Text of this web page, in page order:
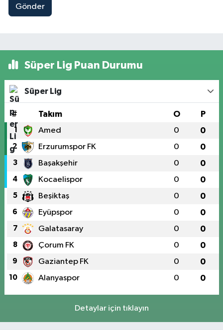
Gönder
Süper Lig Puan Durumu
Süper Lig
# Takım O P
1 Amed 0 0
2 Erzurumspor FK 0 0
3 Başakşehir 0 0
4 Kocaelispor 0 0
5 Beşiktaş 0 0
6 Eyüpspor 0 0
7 Galatasaray 0 0
8 Çorum FK 0 0
9 Gaziantep FK 0 0
10 Alanyaspor 0 0
Detaylar için tıklayın